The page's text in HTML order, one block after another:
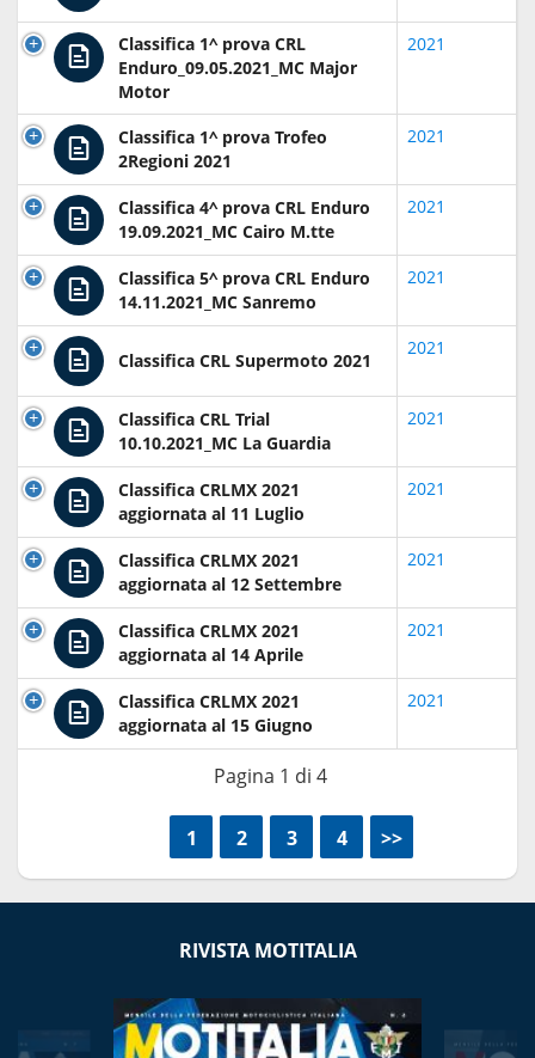
Classifica 1^ prova CRL
Enduro_09.05.2021_MC Major
Motor
2021
Classifica 1^ prova Trofeo
2Regioni 2021
2021
Classifica 4^ prova CRL Enduro
19.09.2021_MC Cairo M.tte
2021
Classifica 5^ prova CRL Enduro
14.11.2021_MC Sanremo
2021
Classifica CRL Supermoto 2021
2021
Classifica CRL Trial
10.10.2021_MC La Guardia
2021
Classifica CRLMX 2021
aggiornata al 11 Luglio
2021
Classifica CRLMX 2021
aggiornata al 12 Settembre
2021
Classifica CRLMX 2021
aggiornata al 14 Aprile
2021
Classifica CRLMX 2021
aggiornata al 15 Giugno
2021
Pagina 1 di 4
1 2 3 4 >>
RIVISTA MOTITALIA